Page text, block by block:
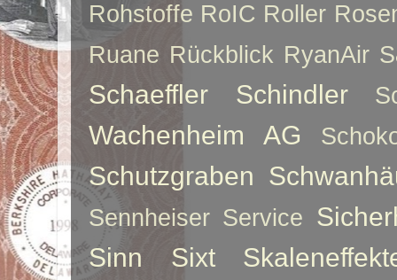
Rohstoffe RoIC Roller
Ruane Rückblick RyanAir
Schaeffler Schindler
Wachenheim AG
Schutzgraben
Sennheiser Service
Sinn
Sixt